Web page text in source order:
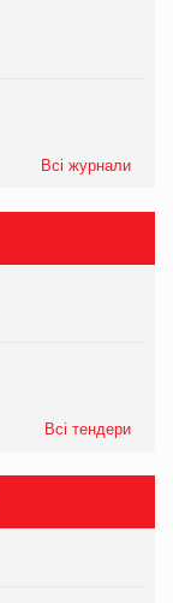
Всі журнали
Всі тендери